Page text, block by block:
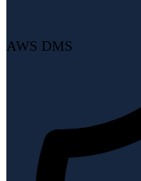
AWS DMS